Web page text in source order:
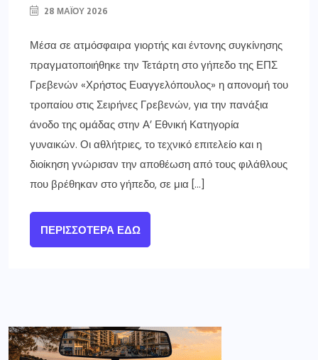
28 ΜΑΪ́ΟΥ 2026
Μέσα σε ατμόσφαιρα γιορτής και έντονης συγκίνησης
πραγματοποιήθηκε την Τετάρτη στο γήπεδο της ΕΠΣ
Γρεβενών «Χρήστος Ευαγγελόπουλος» η απονομή του
τροπαίου στις Σειρήνες Γρεβενών, για την πανάξια
άνοδο της ομάδας στην Α’ Εθνική Κατηγορία
γυναικών. Οι αθλήτριες, το τεχνικό επιτελείο και η
διοίκηση γνώρισαν την αποθέωση από τους φιλάθλους
που βρέθηκαν στο γήπεδο, σε μια […]
ΠΕΡΙΣΣΌΤΕΡΑ ΕΔΏ